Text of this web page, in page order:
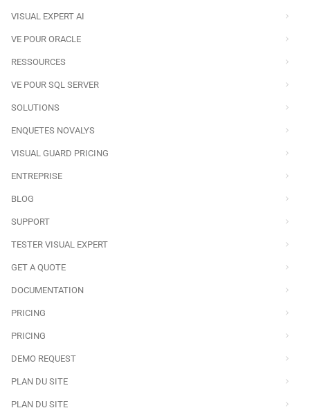
VISUAL EXPERT AI
VE POUR ORACLE
RESSOURCES
VE POUR SQL SERVER
SOLUTIONS
ENQUETES NOVALYS
VISUAL GUARD PRICING
ENTREPRISE
BLOG
SUPPORT
TESTER VISUAL EXPERT
GET A QUOTE
DOCUMENTATION
PRICING
PRICING
DEMO REQUEST
PLAN DU SITE
PLAN DU SITE